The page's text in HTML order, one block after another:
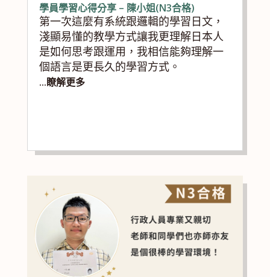
學員學習心得分享 – 陳小姐(N3合格)
第一次這麼有系統跟邏輯的學習日文，
淺顯易懂的教學方式讓我更理解日本人
是如何思考跟運用，我相信能夠理解一
個語言是更長久的學習方式。
...瞭解更多